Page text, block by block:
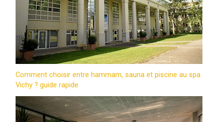
Comment choisir entre hammam, sauna et piscine au spa
Vichy ? guide rapide